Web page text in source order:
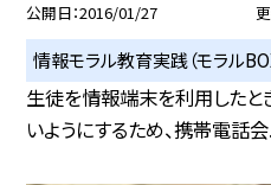
公開日 2016/01/27
情報モラル教育実践（モラル
生徒を情報端末を利用したと
いようにするため、携帯電話